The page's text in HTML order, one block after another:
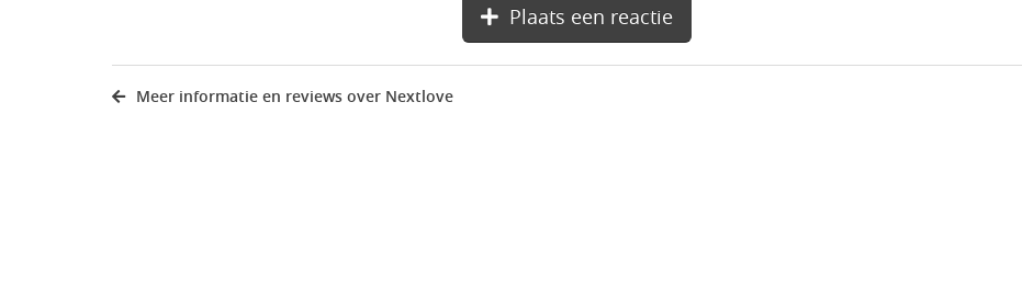
Plaats een reactie
Meer informatie en reviews over Nextlove